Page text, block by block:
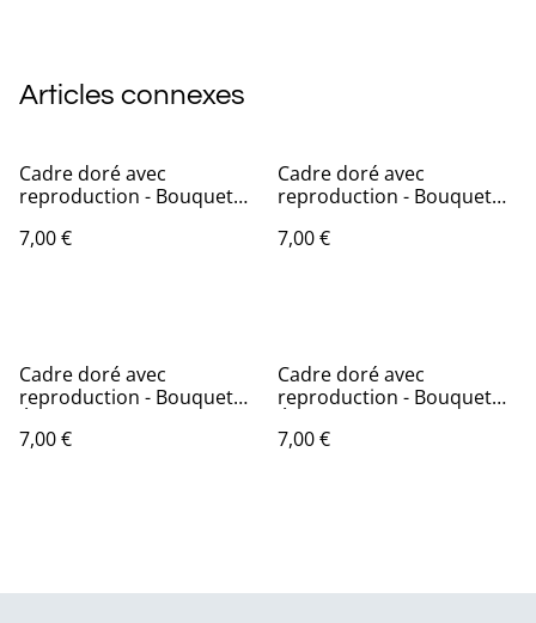
Articles connexes
Cadre doré avec
reproduction - Bouquet
7,00 €
Cadre doré avec
reproduction - Bouquet
7,00 €
Cadre doré avec
reproduction - Bouquet
7,00 €
Cadre doré avec
reproduction - Bouquet
7,00 €